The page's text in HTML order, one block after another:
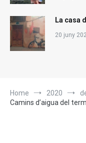
La casa
20 juny
Home 2020
Camins d’aigua del